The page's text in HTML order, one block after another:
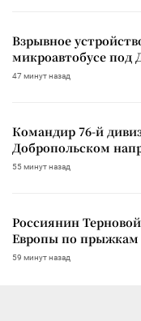
Взрывное
микроавтобусе под
47 минут назад
Командир 76-й
Добропольском
55 минут назад
Россиянин
Европы по прыжкам
59 минут назад